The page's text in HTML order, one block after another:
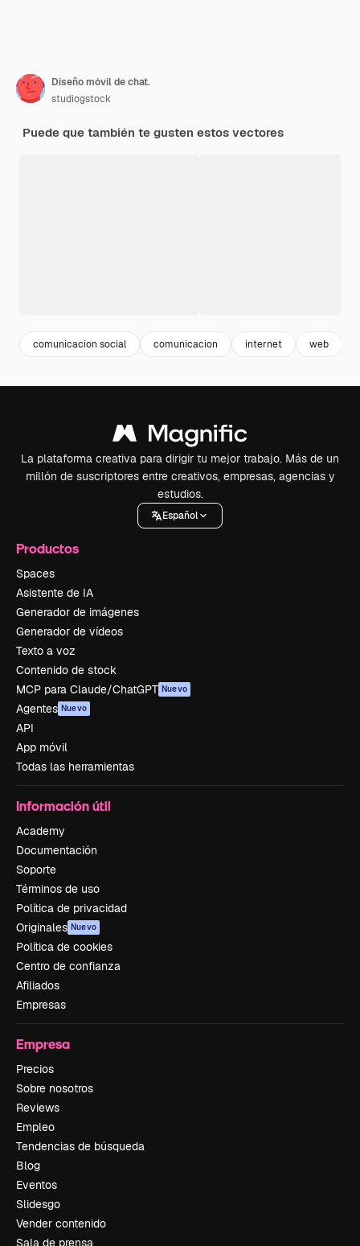
Diseño móvil de chat.
studiogstock
Puede que también te gusten estos vectores
comunicacion social comunicacion internet web
La plataforma creativa para dirigir tu mejor trabajo. Más de un
millón de suscriptores entre creativos, empresas, agencias y
estudios.
Español
Productos
Spaces
Asistente de IA
Generador de imágenes
Generador de vídeos
Texto a voz
Contenido de stock
MCP para Claude/ChatGPT Nuevo
Agentes Nuevo
API
App móvil
Todas las herramientas
Información útil
Academy
Documentación
Soporte
Términos de uso
Política de privacidad
Originales Nuevo
Política de cookies
Centro de confianza
Afiliados
Empresas
Empresa
Precios
Sobre nosotros
Reviews
Empleo
Tendencias de búsqueda
Blog
Eventos
Slidesgo
Vender contenido
Sala de prensa